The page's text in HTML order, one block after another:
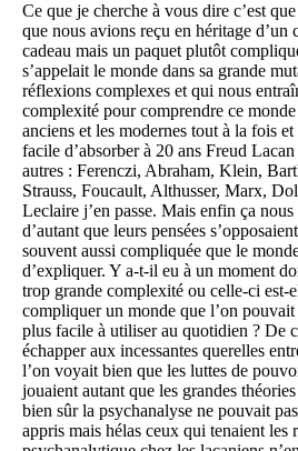
Ce que je cherche à vous dire c’est
que nous avions reçu en héritage d’un
cadeau mais un paquet plutôt
s’appelait le monde dans sa grande
réflexions complexes et qui nous
complexité pour comprendre ce
anciens et les modernes tout à la fois
facile d’absorber à 20 ans Freud
autres : Ferenczi, Abraham, Klein,
Strauss, Foucault, Althusser, Marx,
Leclaire j’en passe. Mais enfin ça
d’autant que leurs pensées
souvent aussi compliquée que le
d’expliquer. Y a-t-il eu à un moment
trop grande complexité ou celle-ci est-
compliquer un monde que l’on
plus facile à utiliser au quotidien ? De
échapper aux incessantes querelles
l’on voyait bien que les luttes de
jouaient autant que les grandes
bien sûr la psychanalyse ne pouvait
appris mais hélas ceux qui tenaient les